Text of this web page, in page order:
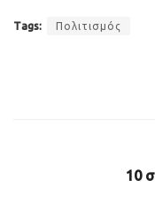
Tags: Πολιτισμός
10